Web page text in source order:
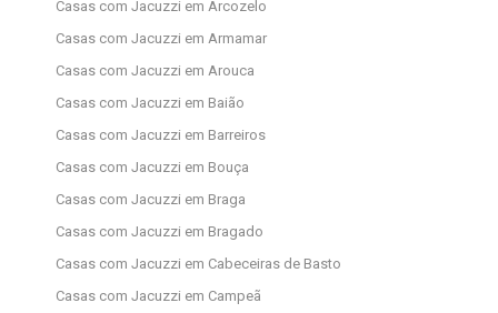
Casas com Jacuzzi em Arcozelo
Casas com Jacuzzi em Armamar
Casas com Jacuzzi em Arouca
Casas com Jacuzzi em Baião
Casas com Jacuzzi em Barreiros
Casas com Jacuzzi em Bouça
Casas com Jacuzzi em Braga
Casas com Jacuzzi em Bragado
Casas com Jacuzzi em Cabeceiras de Basto
Casas com Jacuzzi em Campeã